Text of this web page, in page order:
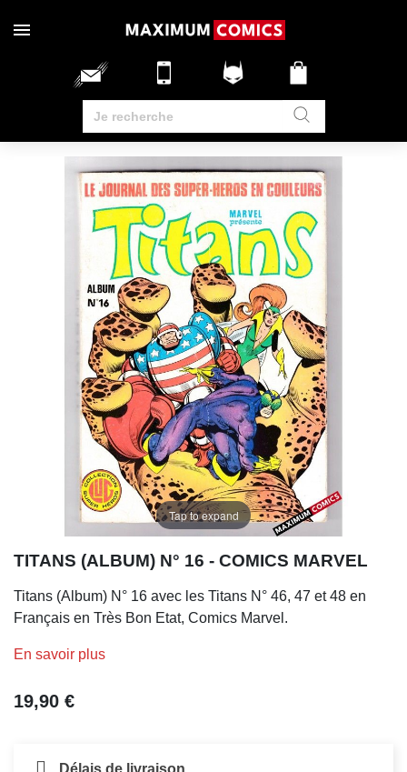
Tap to expand
TITANS (ALBUM) N° 16 - COMICS MARVEL
Titans (Album) N° 16 avec les Titans N° 46, 47 et 48 en
Français en Très Bon Etat, Comics Marvel.
En savoir plus
19,90 €
Délais de livraison